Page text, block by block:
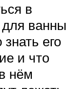
в
для ванны
его
и что
нём